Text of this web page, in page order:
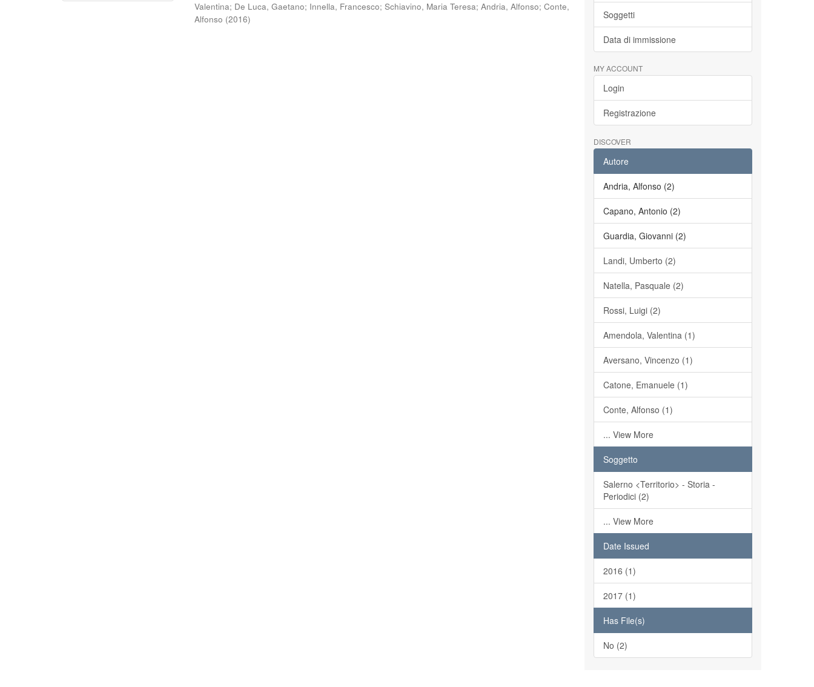
Valentina; De Luca, Gaetano; Innella, Francesco;Schiavino, Maria Teresa;Andria, Alfonso;Conte,
Alfonso (2016) Soggetti
Data di immissione
MY ACCOUNT
Login
Registrazione
DISCOVER
Autore
Andria, Alfonso (2)
Capano, Antonio (2)
Guardia, Giovanni (2)
Landi, Umberto (2)
Natella, Pasquale (2)
Rossi, Luigi (2)
Amendola, Valentina (1)
Aversano, Vincenzo (1)
Catone, Emanuele (1)
Conte, Alfonso (1)
... View More
Soggetto
Salerno <Territorio> - Storia -
Periodici (2)
... View More
Date Issued
2016 (1)
2017 (1)
Has File(s)
No (2)